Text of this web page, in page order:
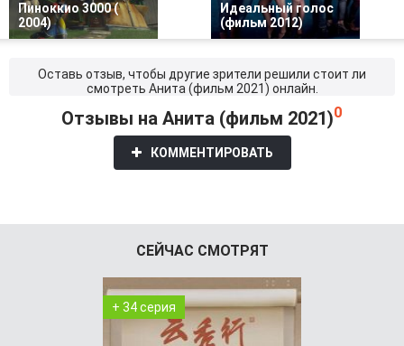
Пиноккио 3000 (
2004)
Идеальный голос
(фильм 2012)
Оставь отзыв, чтобы другие зрители решили стоит ли
смотреть Анита (фильм 2021) онлайн.
Отзывы на Анита (фильм 2021)0
КОММЕНТИРОВАТЬ
СЕЙЧАС СМОТРЯТ
+ 34 серия